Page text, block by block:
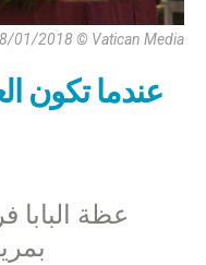
01/2018 © Vatican Media
عندما تكون
عظة البابا